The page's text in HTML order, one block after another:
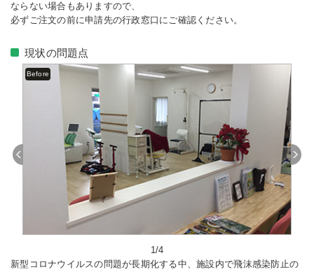
ならない場合もありますので、
必ずご注文の前に申請先の行政窓口にご確認ください。
現状の問題点
Before
Previous
1/4
新型コロナウイルスの問題が長期化する中、施設内で飛沫感染防止の